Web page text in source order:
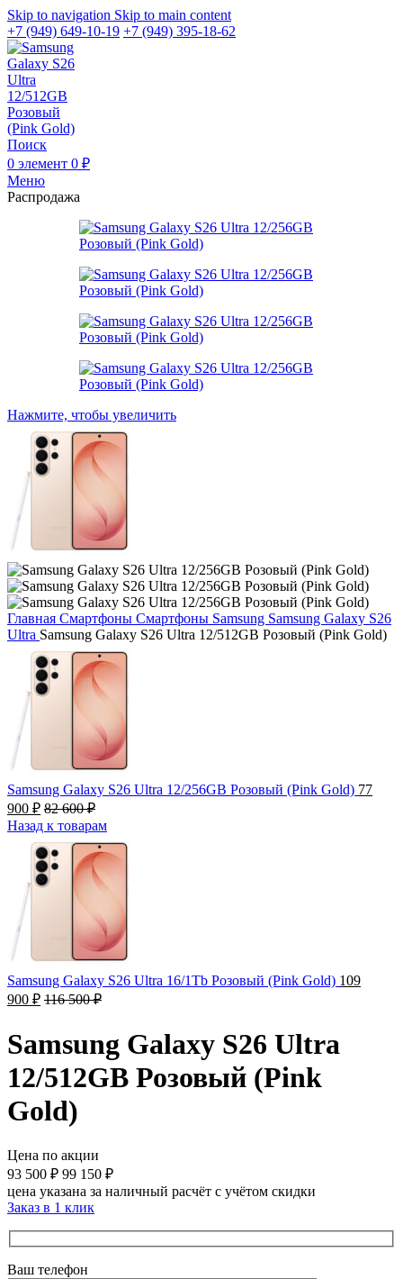
Skip to navigation Skip to main content
+7 (949) 649-10-19 +7 (949) 395-18-62
Поиск
0 элемент 0 ₽
Меню
Распродажа
Нажмите, чтобы увеличить
Главная Смартфоны Смартфоны Samsung Samsung Galaxy S26
Ultra Samsung Galaxy S26 Ultra 12/512GB Розовый (Pink Gold)
Samsung Galaxy S26 Ultra 12/256GB Розовый (Pink Gold) 77
900 ₽ 82 600₽
Назад к товарам
Samsung Galaxy S26 Ultra 16/1Tb Розовый (Pink Gold) 109
900 ₽ 116 500₽
Samsung Galaxy S26 Ultra
12/512GB Розовый (Pink
Gold)
Цена по акции
93 500 ₽ 99 150 ₽
цена указана за наличный расчёт с учётом скидки
Заказ в 1 клик
Ваш телефон